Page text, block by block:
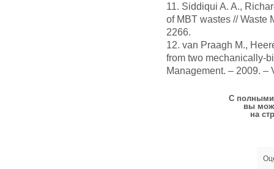
11. Siddiqui A. A.,
of MBT wastes // Waste
2266.
12. van Praagh M.,
from two mechanically-
Management. – 2009.
С полными
вы
на